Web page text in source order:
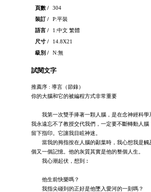
頁數 /
304
裝訂 /
P:平裝
語言 /
1:中文 繁體
尺寸 /
14.8X21
級別 /
N:無
試閱文字
推薦序 : 導言（節錄）
你的大腦和它的被編程方式非常重要
我第一次雙手捧著一顆人腦，是在念神經科學
我永遠忘不了教授交代我們，一定要不斷轉動人腦
留下指印。它讓我目眩神迷。
當我的拇指按在人腦的顳葉時，我心想我是觸
個又一個記憶。他的灰質其實是他的整個人生。
我心潮起伏，想到︰
他生前快樂嗎？
我指尖碰到的正好是他墜入愛河的一刻嗎？